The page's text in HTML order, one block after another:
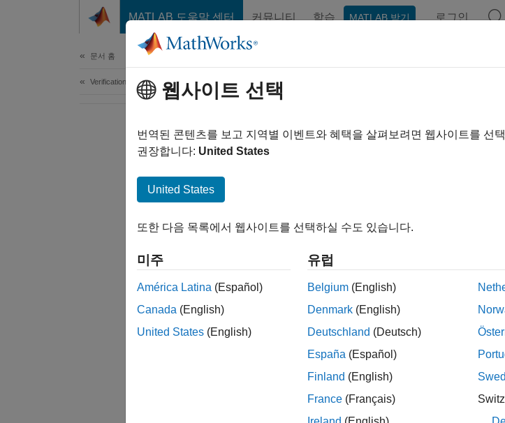
MATLAB 도움말 센터 커뮤니티 학습 MATLAB 받기 로그인
문서 홈
Verification, Validation, and Test웹사이트 선택
번역된 콘텐츠를 보고 지역별 이벤트와 혜택을 살펴보려면 웹사이트를 선
권장합니다: United States
United States
또한 다음 목록에서 웹사이트를 선택하실 수도 있습니다.
미주
América Latina (Español)
Canada (English)
United States (English)
유럽
Belgium (English)
Denmark (English)
Deutschland (Deutsch)
España (Español)
Finland (English)
France (Français)